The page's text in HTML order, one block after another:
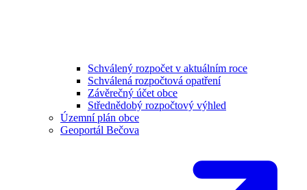
Schválený rozpočet v aktuálním roce
Schválená rozpočtová opatření
Závěrečný účet obce
Střednědobý rozpočtový výhled
Územní plán obce
Geoportál Bečova